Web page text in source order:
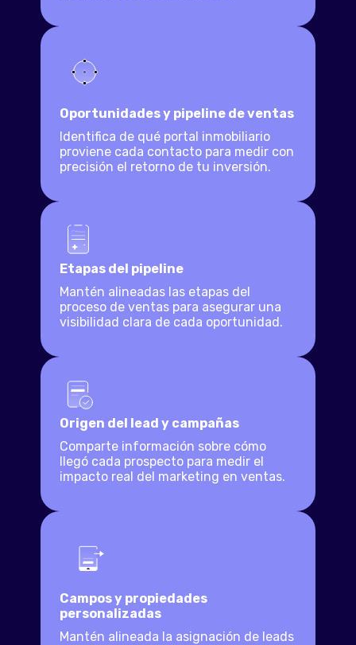
Oportunidades y pipeline de ventas
Identifica de qué portal inmobiliario
proviene cada contacto para medir con
precisión el retorno de tu inversión.
Etapas del pipeline
Mantén alineadas las etapas del
proceso de ventas para asegurar una
visibilidad clara de cada oportunidad.
Origen del lead y campañas
Comparte información sobre cómo
llegó cada prospecto para medir el
impacto real del marketing en ventas.
Campos y propiedades
personalizadas
Mantén alineada la asignación de leads